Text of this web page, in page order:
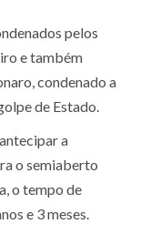
pelos
e também
condenado a
de Estado.
a
o semiaberto
o tempo de
e 3 meses.